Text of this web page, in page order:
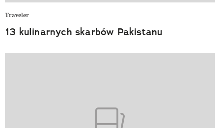
Traveler
13 kulinarnych skarbów Pakistanu